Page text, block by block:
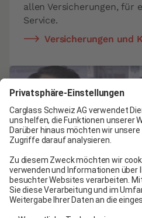
allen Versicherungen, für
Service.
Versicherungen und